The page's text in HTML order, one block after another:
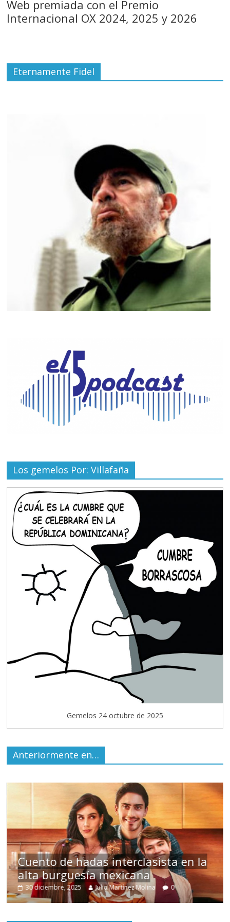
Web premiada con el Premio
Internacional OX 2024, 2025 y 2026
Eternamente Fidel
Los gemelos Por: Villafaña
Gemelos 24 octubre de 2025
Anteriormente en…
interclasista en la
Martínez Molina 0
Un hombre entre
15 mayo, 2026